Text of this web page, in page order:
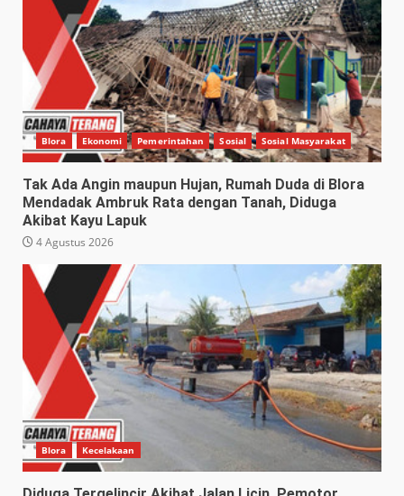
Blora Ekonomi Pemerintahan Sosial Sosial Masyarakat
Tak Ada Angin maupun Hujan, Rumah Duda di Blora
Mendadak Ambruk Rata dengan Tanah, Diduga
Akibat Kayu Lapuk
4 Agustus 2026
Blora Kecelakaan